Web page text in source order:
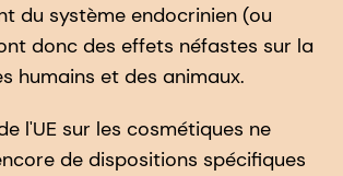
du système endocrinien (ou
donc des effets néfastes sur la
humains et des animaux.
l'UE sur les cosmétiques ne
de dispositions spécifiques